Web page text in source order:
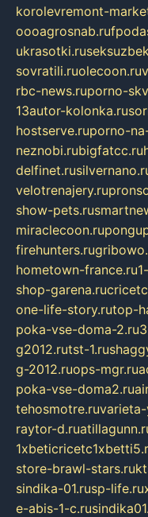
korolevremont-
oooagrosnab.ru
ukrasotki.ru
sovratili.ruolecoon.ru
rbc-news.ruporno-
13autor-kolonka.ru
hostserve.ruporno-
neznobi.rubigfatcc.ru
delfinet.ru
velotrenajery.ru
show-pets.ru
miraclecoon.ru
firehunters.ru
hometown-france.ru
shop-garena.ru
one-life-story.rutop-
poka-vse-doma-2.ru
g2012.rutst-1.ru
g-2012.ruops-mgr.ru
poka-vse-doma2.ru
tehosmotre.ru
raytor-d.ru
store-brawl-stars.ru
sindika-01.rusp-life.ru
e-abis-1-c.ru